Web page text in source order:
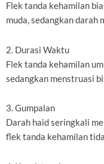
Flek tanda kehamilan
muda, sedangkan darah
2. Durasi Waktu
Flek tanda kehamilan
sedangkan menstruasi
3. Gumpalan
Darah haid seringkali
flek tanda kehamilan